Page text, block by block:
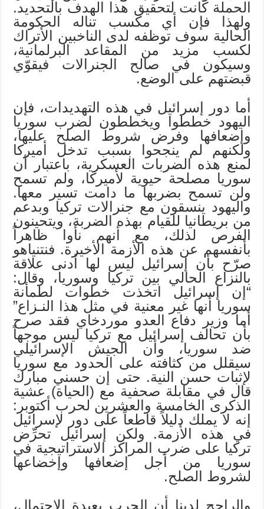
الحملة كانت لتحقيق هذا الهدف بالتحديد.
ولهذا فإن أي مكسب تناله الحكومة
الحالية سوف توظفه لدى الناخبين الأتراك
لكسب مزيد من المقاعد البرلمانية،
وسيكون في صالح الجنرالات فيقوّي
قبضتهم على الوضع.
أما دور إسرائيل في هذه التهديدات، فإن
اليهود خططوا ويخططون لضرب سوريا
وإضعافها وفرض شروط الصلح عليها،
ولكنهم لم ينجحوا بسبب تدخل أميركا
لمنع هذه الضربات العسكرية، باعتبار أن
سوريا مصلحة حيوية لأميركا، ولم تسمح
ولن تسمح بضربها ما دامت تسير معها.
واليهود ينسقون مع جنرالات تركيا وبدعم
من بريطانيا للقيام بهذه الضربة، ويتحينون
الفرص لذلك، مع أنهم نأوا ظاهراً
بأنفسهم عن هذه الأزمة الأخيرة. فنتنياهو
صرّح بأن إسرائيل ليس لها أدنى علاقة
بالنزاع الحالي بين تركيا وسوريا، وقال:
“إن إسرائيل اتخذت خطوات لطمأنة
سوريا أنها غير معنية في مثل هذا النـزاع”
أما وزير دفاع العدو موردخاي فقد صرح
بأن تحالف إسرائيل مع تركيا ليس موجهاً
ضد سوريا، وأن الجيش الإسرائيلي
سيقلل من كثافته على الحدود مع سوريا
لإثبات حسن النية. حتى إن حسني مبارك
قال في مقابلة صحفية مع (الحياة) عشية
الذكرى الخامسة والعشرين لحرب أكتوبر:
إنه لا يملك دليلاً قاطعاً على دور لإسرائيل
في هذه الأزمة. ولكن إسرائيل تحرِّض
تركيا على ضرب المراكز الاستراتيجية في
سوريا من أجل إضعافها وإخضاعها
لشروط الصلح.
والراجح لدينا أن الحرب بعيدة الاحتمال،